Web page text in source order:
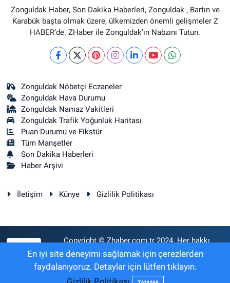
Zonguldak Haber, Son Dakika Haberleri, Zonguldak , Bartın ve
Karabük başta olmak üzere, ülkemizden önemli gelişmeler Z
HABER’de. ZHaber ile Zonguldak’ın Nabzını Tutun.
Zonguldak Nöbetçi Eczaneler
Zonguldak Hava Durumu
Zonguldak Namaz Vakitleri
Zonguldak Trafik Yoğunluk Haritası
Puan Durumu ve Fikstür
Tüm Manşetler
Son Dakika Haberleri
Haber Arşivi
İletişim Künye Gizlilik Politikası
Copyright © Zhaber.com.tr 2024. Her hakkı
saklıdır.
Haber Yazılımı:TE Bilişim
En iyi site deneyimi sağlamak için çerezlerden
faydalanıyoruz. Detaylar için lütfen tıklayın.